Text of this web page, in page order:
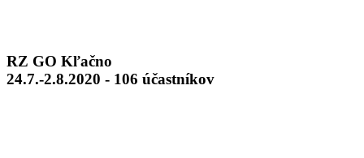
RZ GO Kľačno
24.7.-2.8.2020 - 106 účastníkov